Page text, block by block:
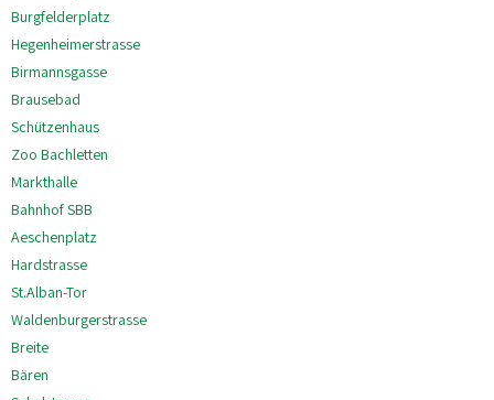
Burgfelderplatz
Hegenheimerstrasse
Birmannsgasse
Brausebad
Schützenhaus
Zoo Bachletten
Markthalle
Bahnhof SBB
Aeschenplatz
Hardstrasse
St.Alban-Tor
Waldenburgerstrasse
Breite
Bären